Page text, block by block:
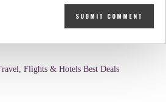
Flights & Hotels Best Deals